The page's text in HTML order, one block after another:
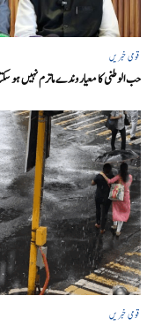
قومی خبریں
حب الوطنی کا معیار وندے ماترم نہیں ہو
قومی خبریں